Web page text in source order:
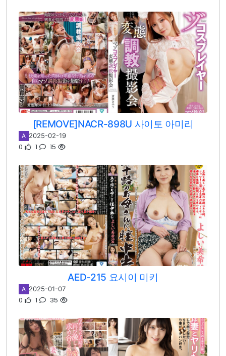
[REMOVE]NACR-898U 사이토 아미리
A 2025-02-19
0 1 15
AED-215 요시이 미키
A 2025-01-07
0 1 35